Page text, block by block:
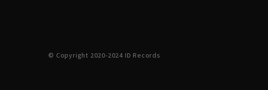
© Copyright 2020-2024 ID Records